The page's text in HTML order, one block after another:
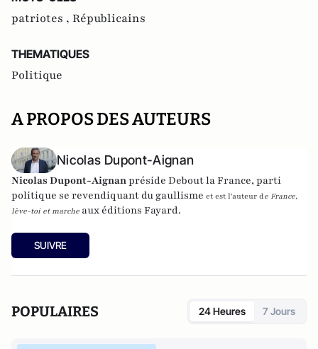
patriotes , Républicains
THEMATIQUES
Politique
A PROPOS DES AUTEURS
Nicolas Dupont-Aignan
Nicolas Dupont-Aignanpréside Debout la France, parti
politique se revendiquant du gaullisme et est l'auteur de France,
lève-toi et marche aux éditions Fayard.
SUIVRE
POPULAIRES 24 Heures 7 Jours